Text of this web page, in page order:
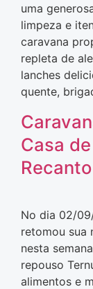
uma
limpeza e
caravana
repleta de
lanches
quente,
Casa
No dia 02/
retomou sua
nesta
repouso
alimentos e